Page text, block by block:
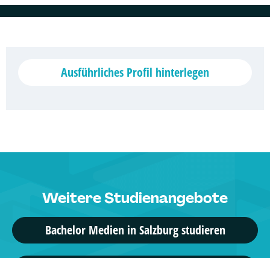
Allensbach Hochschule
26 Studiengänge
Arbeitsrecht in der Pflege, ...
11 Studiengänge
Fernakademie für Tourismus und Hospitality
Ausführliches Profil hinterlegen
Weitere Studienangebote
Bachelor Medien in Salzburg studieren